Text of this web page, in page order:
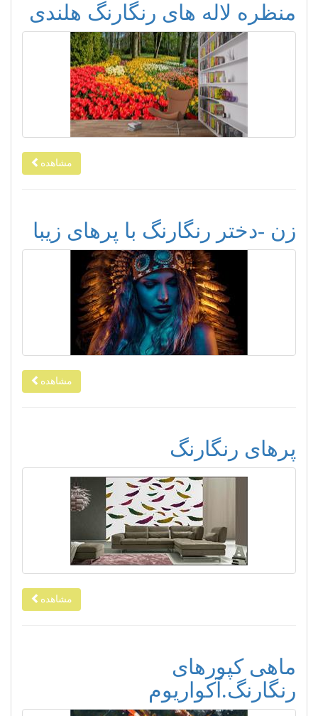
منظره لاله های رنگارنگ هلندی
مشاهده
زن -دختر رنگارنگ با پرهای زیبا
مشاهده
پرهای رنگارنگ
مشاهده
ماهی کپورهای
رنگارنگ.آکواریوم